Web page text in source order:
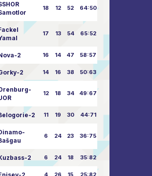
Club-News
18 12 52 64:50
17 13 54 65:52
2 16 14 47 58:57
2 14 16 38 50:63
12 18 34 49:67
2 11 19 30 44:71
6 24 23 36:75
2 6 24 18 35:82
4 26 15 25:82